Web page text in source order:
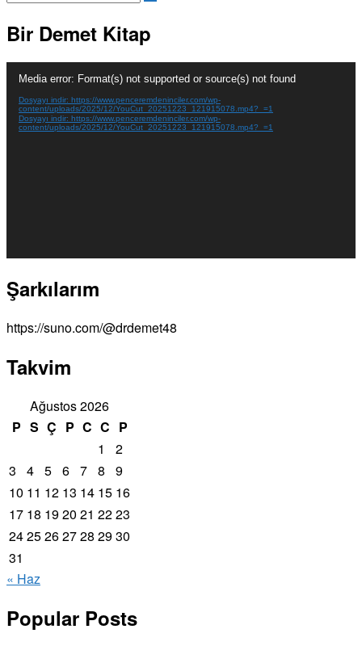
Bir Demet Kitap
Video
Media error: Format(s) not supported or source(s) not found
Dosyayı indir: https://www.penceremdeninciler.com/wp-
content/uploads/2025/12/YouCut_20251223_121915078.mp4?_=1
Dosyayı indir: https://www.penceremdeninciler.com/wp-
content/uploads/2025/12/YouCut_20251223_121915078.mp4?_=1
Şarkılarım
https://suno.com/@drdemet48
Takvim
Ağustos 2026
P S Ç P C C P
1
2
3
4 5 6 7 8
9
10 11 12 13 14 15 16
17 18 1920 21 2223
2425262728 2930
31
« Haz
Popular Posts